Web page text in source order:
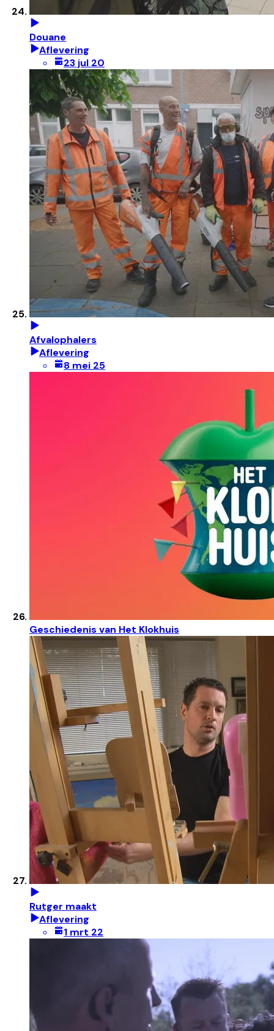
Douane
Aflevering
23 jul 20
Afvalophalers
Aflevering
8 mei 25
Geschiedenis van Het Klokhuis
Rutger maakt
Aflevering
1 mrt 22